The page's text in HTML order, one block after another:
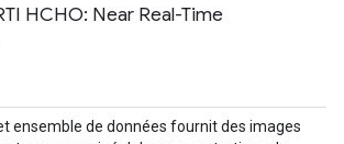
HCHO: Near Real-Time
ensemble de données fournit des images